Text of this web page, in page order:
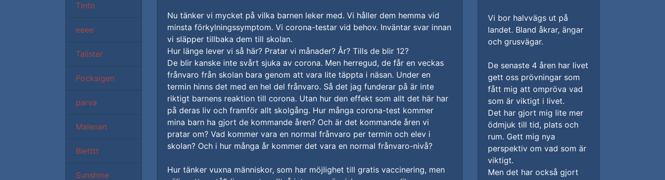
Tinto
eeee
Talister
Pocksigen
parva
Malenan
Bietttt
Sunshine
Nu tänker vi mycket på vilka barnen leker med. Vi håller dem hemma vid
minsta förkylningssymptom. Vi corona-testar vid behov. Inväntar svar innan
vi släpper tillbaka dem till skolan.
Hur länge lever vi så här? Pratar vi månader? År? Tills de blir 12?
De blir kanske inte svårt sjuka av corona. Men herregud, de får en veckas
frånvaro från skolan bara genom att vara lite täppta i näsan. Under en
termin hinns det med en hel del frånvaro. Så det jag funderar på är inte
riktigt barnens reaktion till corona. Utan hur den effekt som allt det här har
på deras liv och framför allt skolgång. Hur många corona-test kommer
mina barn ha gjort de kommande åren? Och är det kommande åren vi
pratar om? Vad kommer vara en normal frånvaro per termin och elev i
skolan? Och i hur många år kommer det vara en normal frånvaro-nivå?
Hur tänker vuxna människor, som har möjlighet till gratis vaccinering, men
Vi bor halvvägs ut på
landet. Bland åkrar, ängar
och grusvägar.
De senaste 4 åren har livet
gett oss prövningar som
fått mig att ompröva vad
som är viktigt i livet.
Det har gjort mig lite mer
ödmjuk till tid, plats och
rum. Gett mig nya
perspektiv om vad som är
viktigt.
Men det har också gjort